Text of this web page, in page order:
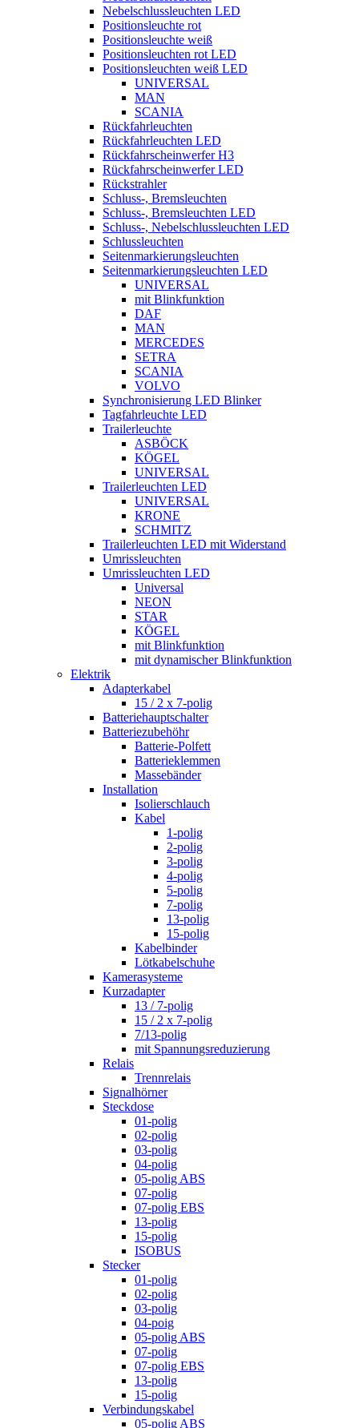
Nebelschlussleuchten LED
Positionsleuchte rot
Positionsleuchte weiß
Positionsleuchten rot LED
Positionsleuchten weiß LED
UNIVERSAL
MAN
SCANIA
Rückfahrleuchten
Rückfahrleuchten LED
Rückfahrscheinwerfer H3
Rückfahrscheinwerfer LED
Rückstrahler
Schluss-, Bremsleuchten
Schluss-, Bremsleuchten LED
Schluss-, Nebelschlussleuchten LED
Schlussleuchten
Seitenmarkierungsleuchten
Seitenmarkierungsleuchten LED
UNIVERSAL
mit Blinkfunktion
DAF
MAN
MERCEDES
SETRA
SCANIA
VOLVO
Synchronisierung LED Blinker
Tagfahrleuchte LED
Trailerleuchte
ASBÖCK
KÖGEL
UNIVERSAL
Trailerleuchten LED
UNIVERSAL
KRONE
SCHMITZ
Trailerleuchten LED mit Widerstand
Umrissleuchten
Umrissleuchten LED
Universal
NEON
STAR
KÖGEL
mit Blinkfunktion
mit dynamischer Blinkfunktion
Elektrik
Adapterkabel
15 / 2 x 7-polig
Batteriehauptschalter
Batteriezubehöhr
Batterie-Polfett
Batterieklemmen
Massebänder
Installation
Isolierschlauch
Kabel
1-polig
2-polig
3-polig
4-polig
5-polig
7-polig
13-polig
15-polig
Kabelbinder
Lötkabelschuhe
Kamerasysteme
Kurzadapter
13 / 7-polig
15 / 2 x 7-polig
7/13-polig
mit Spannungsreduzierung
Relais
Trennrelais
Signalhörner
Steckdose
01-polig
02-polig
03-polig
04-polig
05-polig ABS
07-polig
07-polig EBS
13-polig
15-polig
ISOBUS
Stecker
01-polig
02-polig
03-polig
04-poig
05-polig ABS
07-polig
07-polig EBS
13-polig
15-polig
Verbindungskabel
05-polig ABS